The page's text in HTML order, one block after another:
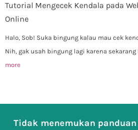
Tutorial Mengecek Kendala pada
Online
Halo, Sob! Suka bingung kalau mau cek
Nih, gak usah bingung lagi karena
more
Tidak menemukan